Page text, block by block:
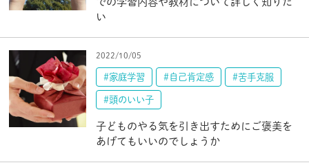
い
2022/10/05
#家庭学習 #自己肯定感 #苦手克服
#頭のいい子
子どものやる気を引き出すためにご褒美を
あげてもいいのでしょうか